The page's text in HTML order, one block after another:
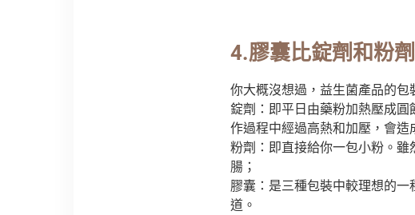
4.膠囊比錠劑和粉
你大概沒想過，益生菌產品的包
錠劑：即平日由藥粉加熱壓成
作過程中經過高熱和加壓，會造
粉劑：即直接給你一包小粉。
腸；
膠囊：是三種包裝中較理想的
道。